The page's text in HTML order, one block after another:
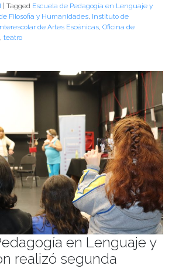
| Tagged Escuela de Pedagogía en Lenguaje y
Filosofia y Humanidades, Instituto de
de Artes Escénicas, Oficina de
, teatro
en Lenguaje y
realizó segunda